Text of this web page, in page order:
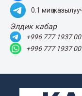
0.1 миң
Элдик кабар
+996 777 1937 00
+996 777 1937 00